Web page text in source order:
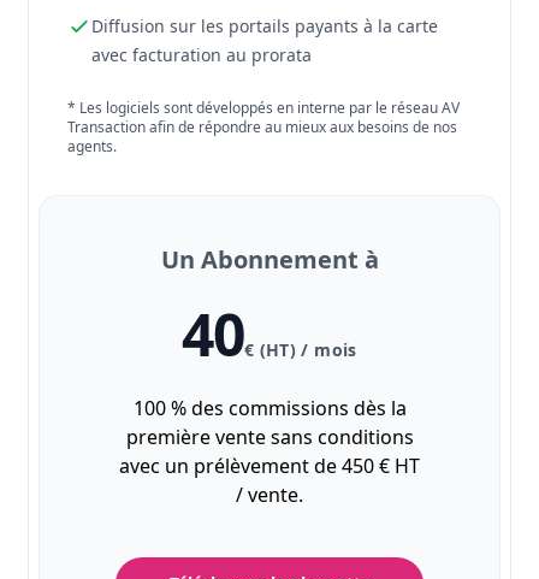
Diffusion sur les portails payants à la carte
avec facturation au prorata
* Les logiciels sont développés en interne par le réseau AV
Transaction afin de répondre au mieux aux besoins de nos
agents.
Un Abonnement à
40€ (HT) / mois
100 % des commissions dès la
première vente sans conditions
avec un prélèvement de 450 € HT
/ vente.